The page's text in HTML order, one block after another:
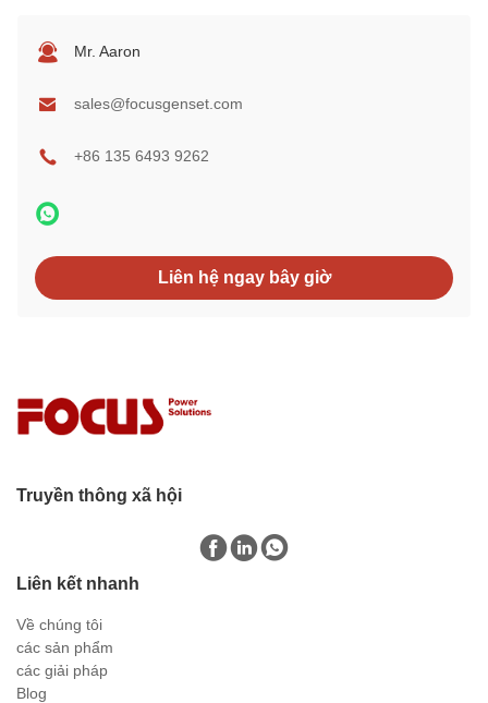
Mr. Aaron
sales@focusgenset.com
+86 135 6493 9262
Liên hệ ngay bây giờ
Truyền thông xã hội
Liên kết nhanh
Về chúng tôi
các sản phẩm
các giải pháp
Blog